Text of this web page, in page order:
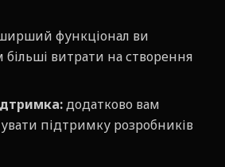
функціонал ви
більші витрати на створення
додатково вам
підтримку розробників